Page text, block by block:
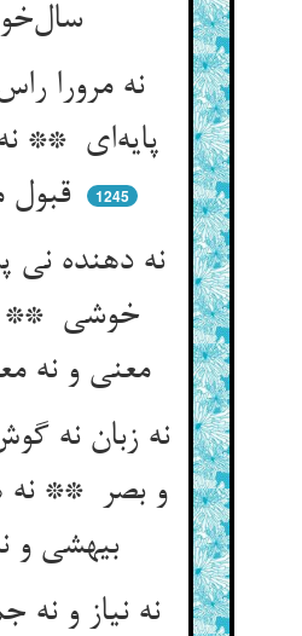
سال‌خورد
نه مرورا
پایه‌ای **
قبول مایه‌ای
1245
نه دهنده نی
خوشی **
معنی و نه معنی‌کشی
نه زبان نه
و بصر ** نه
بیهشی و نه فکر
نه نیاز و نه